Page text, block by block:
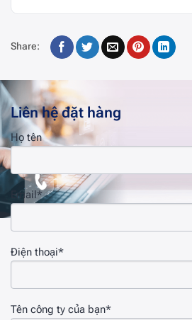
Share:
Liên hệ đặt hàng
Họ tên
Email*
Điện thoại*
Tên công ty của bạn*